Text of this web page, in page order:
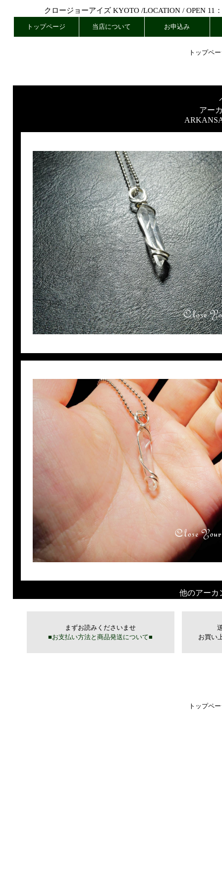
クロージョーアイズ KYOTO /LOCATION / OPEN 11
トップページ 当店について お申込み
トップペ
アー
他のアーカ
トップペ